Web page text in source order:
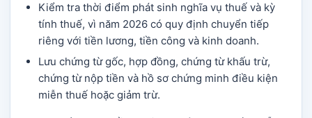
Kiểm tra thời điểm phát sinh nghĩa vụ thuế và kỳ
tính thuế, vì năm 2026 có quy định chuyển tiếp
riêng với tiền lương, tiền công và kinh doanh.
Lưu chứng từ gốc, hợp đồng, chứng từ khấu trừ,
chứng từ nộp tiền và hồ sơ chứng minh điều kiện
miễn thuế hoặc giảm trừ.